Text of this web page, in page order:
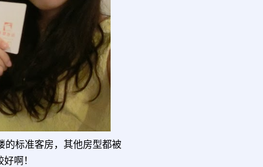
的标准客房，其他房型都被
啊！